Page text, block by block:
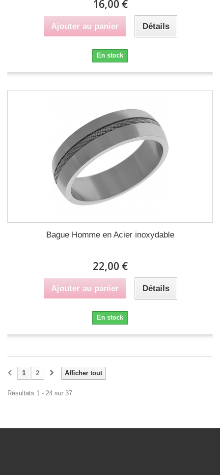
16,00 €
Ajouter au panier Détails
En stock
Bague Homme en Acier inoxydable
22,00 €
Ajouter au panier Détails
En stock
Afficher tout
1 2
Résultats 1 - 24 sur 37.